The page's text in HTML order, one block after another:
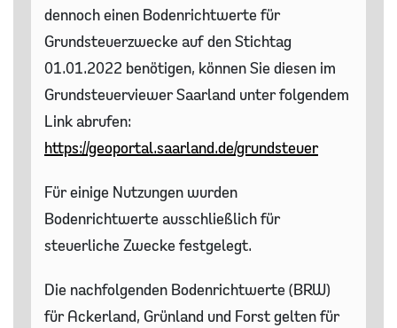
dennoch einen Bodenrichtwerte für
Grundsteuerzwecke auf den Stichtag
01.01.2022 benötigen, können Sie diesen im
Grundsteuerviewer Saarland unter folgendem
Link abrufen:
https://geoportal.saarland.de/grundsteuer
Für einige Nutzungen wurden
Bodenrichtwerte ausschließlich für
steuerliche Zwecke festgelegt.
Die nachfolgenden Bodenrichtwerte (BRW)
für Ackerland, Grünland und Forst gelten für